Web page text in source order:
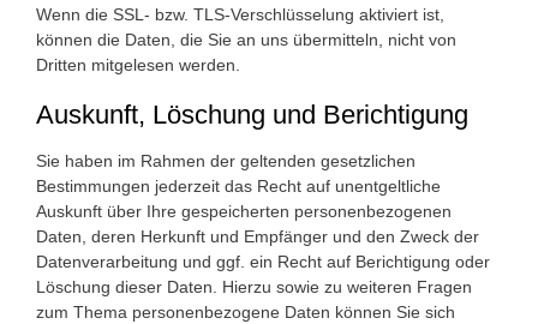
Wenn die SSL- bzw. TLS-Verschlüsselung aktiviert ist,
können die Daten, die Sie an uns übermitteln, nicht von
Dritten mitgelesen werden.
Auskunft, Löschung und Berichtigung
Sie haben im Rahmen der geltenden gesetzlichen
Bestimmungen jederzeit das Recht auf unentgeltliche
Auskunft über Ihre gespeicherten personenbezogenen
Daten, deren Herkunft und Empfänger und den Zweck der
Datenverarbeitung und ggf. ein Recht auf Berichtigung oder
Löschung dieser Daten. Hierzu sowie zu weiteren Fragen
zum Thema personenbezogene Daten können Sie sich